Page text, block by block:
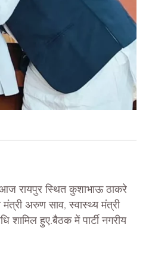
आज रायपुर स्थित कुशाभाऊ ठाकरे
अरुण साव, स्वास्थ्य मंत्री
शामिल हुए.बैठक में पार्टी नगरीय